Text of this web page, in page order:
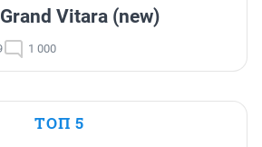
Vitara (new)
1 000
ТОП 5